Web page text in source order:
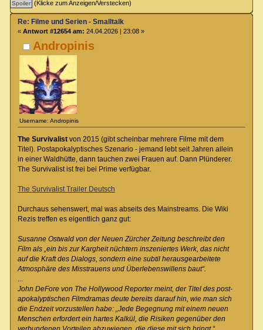
(Klicke zum Anzeigen/Verstecken)
Andropinis
Username: Andropinis
Re: Filme und Serien - Smalltalk
« Antwort #12654 am: 24.04.2026 | 23:08 »
The Survivalistvon 2015 (gibt scheinbar mehrere Filme mit dem
Titel). Postapokalyptisches Szenario - jemand lebt seit Jahren allein
in einer Waldhütte, dann tauchen zwei Frauen auf. Dann Plünderer.
The Survivalist ist frei bei Prime verfügbar.
The Survivalist Trailer Deutsch
Durchaus sehenswert, mal was abseits des Mainstreams. Die Wiki
Rezis treffen es eigentlich ganz gut:
Susanne Ostwald von der Neuen Zürcher Zeitung beschreibt den
Film als „ein bis zur Kargheit nüchtern inszeniertes Werk, das nicht
auf die Kraft des Dialogs, sondern eine subtil herausgearbeitete
Atmosphäre des Misstrauens und Überlebenswillens baut“.
...
John DeFore von The Hollywood Reporter meint, der Titel des post-
apokalyptischen Filmdramas deute bereits darauf hin, wie man sich
die Endzeit vorzustellen habe: „Jede Begegnung mit einem neuen
Menschen erfordert ein hartes Kalkül, die Risiken gegenüber den